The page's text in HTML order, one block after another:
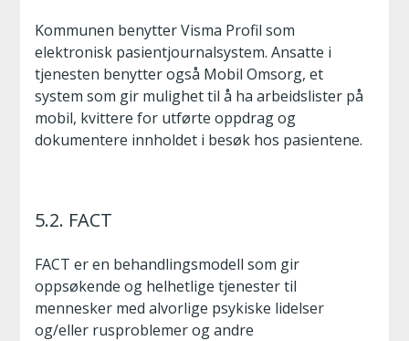
Kommunen benytter Visma Profil som
elektronisk pasientjournalsystem. Ansatte i
tjenesten benytter også Mobil Omsorg, et
system som gir mulighet til å ha arbeidslister på
mobil, kvittere for utførte oppdrag og
dokumentere innholdet i besøk hos pasientene.
5.2. FACT
FACT er en behandlingsmodell som gir
oppsøkende og helhetlige tjenester til
mennesker med alvorlige psykiske lidelser
og/eller rusproblemer og andre